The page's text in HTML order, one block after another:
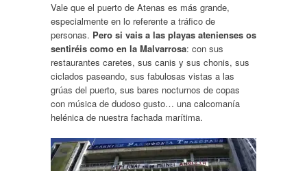
Vale que el puerto de Atenas es más grande,
especialmente en lo referente a tráfico de
personas. Pero si vais a las playas atenienses os
sentiréis como en la Malvarrosa: con sus
restaurantes caretes, sus canis y sus chonis, sus
ciclados paseando, sus fabulosas vistas a las
grúas del puerto, sus bares nocturnos de copas
con música de dudoso gusto… una calcomanía
helénica de nuestra fachada marítima.